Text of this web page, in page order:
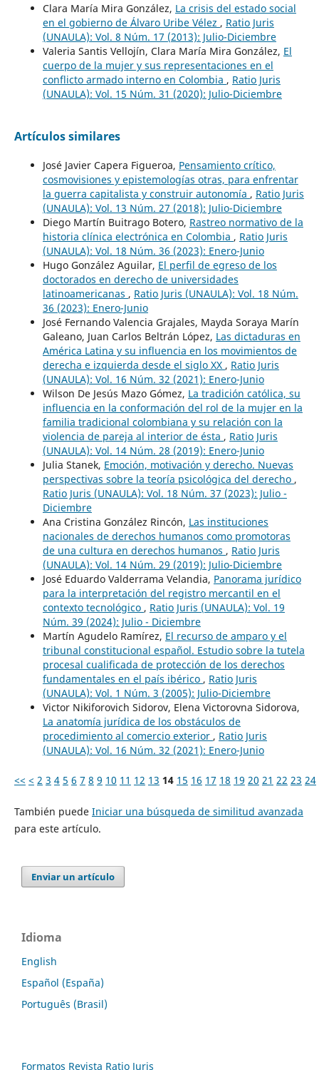
Clara María Mira González, La crisis del estado social
en el gobierno de Álvaro Uribe Vélez , Ratio Juris
(UNAULA): Vol. 8 Núm. 17 (2013): Julio-Diciembre
Valeria Santis Vellojín, Clara María Mira González, El
cuerpo de la mujer y sus representaciones en el
conflicto armado interno en Colombia , Ratio Juris
(UNAULA): Vol. 15 Núm. 31 (2020): Julio-Diciembre
Artículos similares
José Javier Capera Figueroa, Pensamiento crítico,
cosmovisiones y epistemologías otras, para enfrentar
la guerra capitalista y construir autonomía , Ratio Juris
(UNAULA): Vol. 13 Núm. 27 (2018): Julio-Diciembre
Diego Martín Buitrago Botero, Rastreo normativo de la
historia clínica electrónica en Colombia , Ratio Juris
(UNAULA): Vol. 18 Núm. 36 (2023): Enero-Junio
Hugo González Aguilar, El perfil de egreso de los
doctorados en derecho de universidades
latinoamericanas , Ratio Juris (UNAULA): Vol. 18 Núm.
36 (2023): Enero-Junio
José Fernando Valencia Grajales, Mayda Soraya Marín
Galeano, Juan Carlos Beltrán López, Las dictaduras en
América Latina y su influencia en los movimientos de
derecha e izquierda desde el siglo XX , Ratio Juris
(UNAULA): Vol. 16 Núm. 32 (2021): Enero-Junio
Wilson De Jesús Mazo Gómez, La tradición católica, su
influencia en la conformación del rol de la mujer en la
familia tradicional colombiana y su relación con la
violencia de pareja al interior de ésta , Ratio Juris
(UNAULA): Vol. 14 Núm. 28 (2019): Enero-Junio
Julia Stanek, Emoción, motivación y derecho. Nuevas
perspectivas sobre la teoría psicológica del derecho ,
Ratio Juris (UNAULA): Vol. 18 Núm. 37 (2023): Julio -
Diciembre
Ana Cristina González Rincón, Las instituciones
nacionales de derechos humanos como promotoras
de una cultura en derechos humanos , Ratio Juris
(UNAULA): Vol. 14 Núm. 29 (2019): Julio-Diciembre
José Eduardo Valderrama Velandia, Panorama jurídico
para la interpretación del registro mercantil en el
contexto tecnológico , Ratio Juris (UNAULA): Vol. 19
Núm. 39 (2024): Julio - Diciembre
Martín Agudelo Ramírez, El recurso de amparo y el
tribunal constitucional español. Estudio sobre la tutela
procesal cualificada de protección de los derechos
fundamentales en el país ibérico , Ratio Juris
(UNAULA): Vol. 1 Núm. 3 (2005): Julio-Diciembre
Victor Nikiforovich Sidorov, Elena Victorovna Sidorova,
La anatomía jurídica de los obstáculos de
procedimiento al comercio exterior , Ratio Juris
(UNAULA): Vol. 16 Núm. 32 (2021): Enero-Junio
<< < 2 3 4 5 6 7 8 9 10 11 12 13 14 15 16 17 18 19 20 21 22 23 24
También puede Iniciar una búsqueda de similitud avanzada
para este artículo.
Enviar un artículo
Idioma
English
Español (España)
Português (Brasil)
Formatos Revista Ratio Juris